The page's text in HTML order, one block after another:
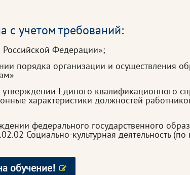
с учетом требований:
Федерации»;
порядка организации и осуществления
Единого квалификационного
характеристики должностей
федерального государственного
Социально-культурная деятельность (по
обучение!